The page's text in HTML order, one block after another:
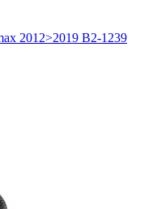
2012>2019 B2-1239